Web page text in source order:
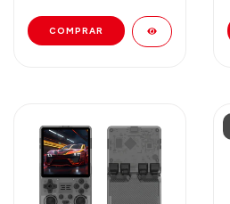
PURPLE) Consola retro
por